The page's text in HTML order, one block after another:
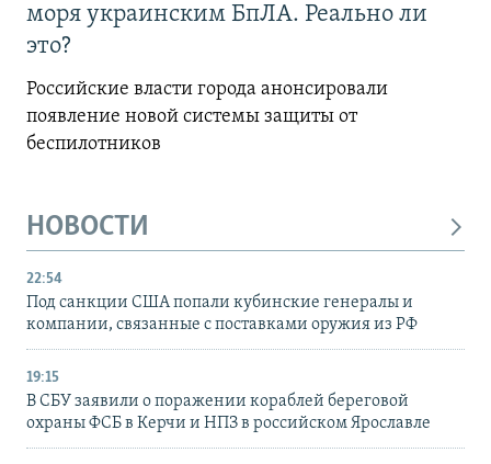
моря украинским БпЛА. Реально ли
это?
Российские власти города анонсировали
появление новой системы защиты от
беспилотников
НОВОСТИ
22:54
Под санкции США попали кубинские генералы и
компании, связанные с поставками оружия из РФ
19:15
В СБУ заявили о поражении кораблей береговой
охраны ФСБ в Керчи и НПЗ в российском Ярославле